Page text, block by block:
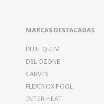
MARCAS DESTACADAS
BLUE QUIM
DEL OZONE
CARVIN
FLEXINOX POOL
INTER HEAT